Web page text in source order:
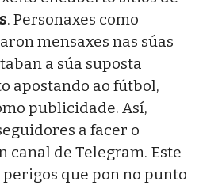
. Personaxes como
mensaxes nas súas
a súa suposta
apostando ao fútbol,
publicidade. Así,
a facer o
canal de Telegram. Este
que pon no punto